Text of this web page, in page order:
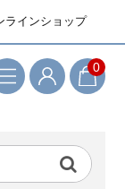
ラインショップ
0